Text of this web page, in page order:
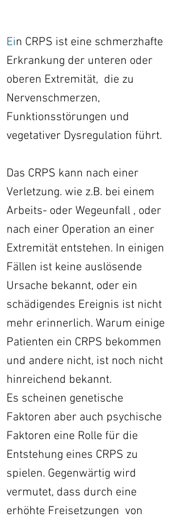
Ein CRPS ist eine schmerzhafte
Erkrankung der unteren oder
oberen Extremität, die zu
Nervenschmerzen,
Funktionsstörungen und
vegetativer Dysregulation führt.
Das CRPS kann nach einer
Verletzung. wie z.B. bei einem
Arbeits- oder Wegeunfall , oder
nach einer Operation an einer
Extremität entstehen. In einigen
Fällen ist keine auslösende
Ursache bekannt, oder ein
schädigendes Ereignis ist nicht
mehr erinnerlich. Warum einige
Patienten ein CRPS bekommen
und andere nicht, ist noch nicht
hinreichend bekannt.
Es scheinen genetische
Faktoren aber auch psychische
Faktoren eine Rolle für die
Entstehung eines CRPS zu
spielen. Gegenwärtig wird
vermutet, dass durch eine
erhöhte Freisetzungen von